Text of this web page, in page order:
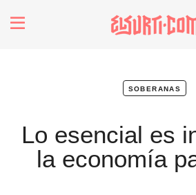
Futuros
Soberanas
soberanas
Lo esencial es
la economía